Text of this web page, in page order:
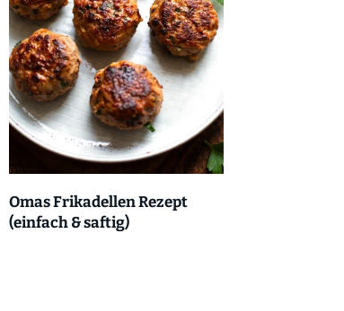
Omas Frikadellen Rezept
(einfach & saftig)